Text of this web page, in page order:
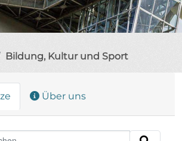
Bildung, Kultur und Sport
Über uns